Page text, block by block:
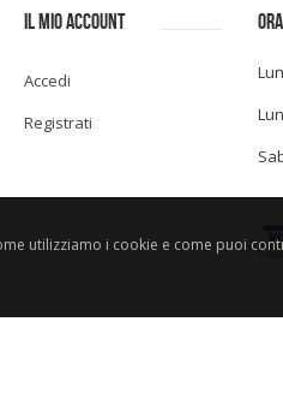
IL MIO ACCOUNT
Accedi
Registrati
utilizziamo i cookie e come puoi